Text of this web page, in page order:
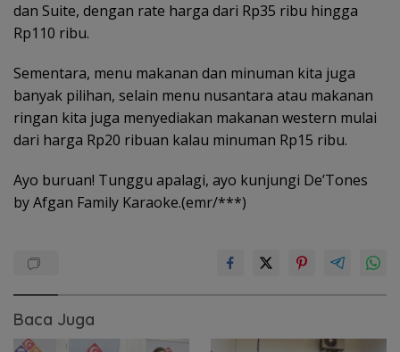
dan Suite, dengan rate harga dari Rp35 ribu hingga
Rp110 ribu.
Sementara, menu makanan dan minuman kita juga
banyak pilihan, selain menu nusantara atau makanan
ringan kita juga menyediakan makanan western mulai
dari harga Rp20 ribuan kalau minuman Rp15 ribu.
Ayo buruan! Tunggu apalagi, ayo kunjungi De’Tones
by Afgan Family Karaoke.(emr/***)
Baca Juga